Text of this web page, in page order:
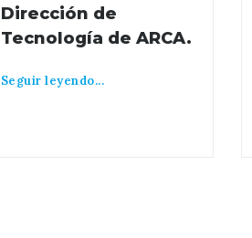
Dirección de
Tecnología de ARCA.
Seguir leyendo...